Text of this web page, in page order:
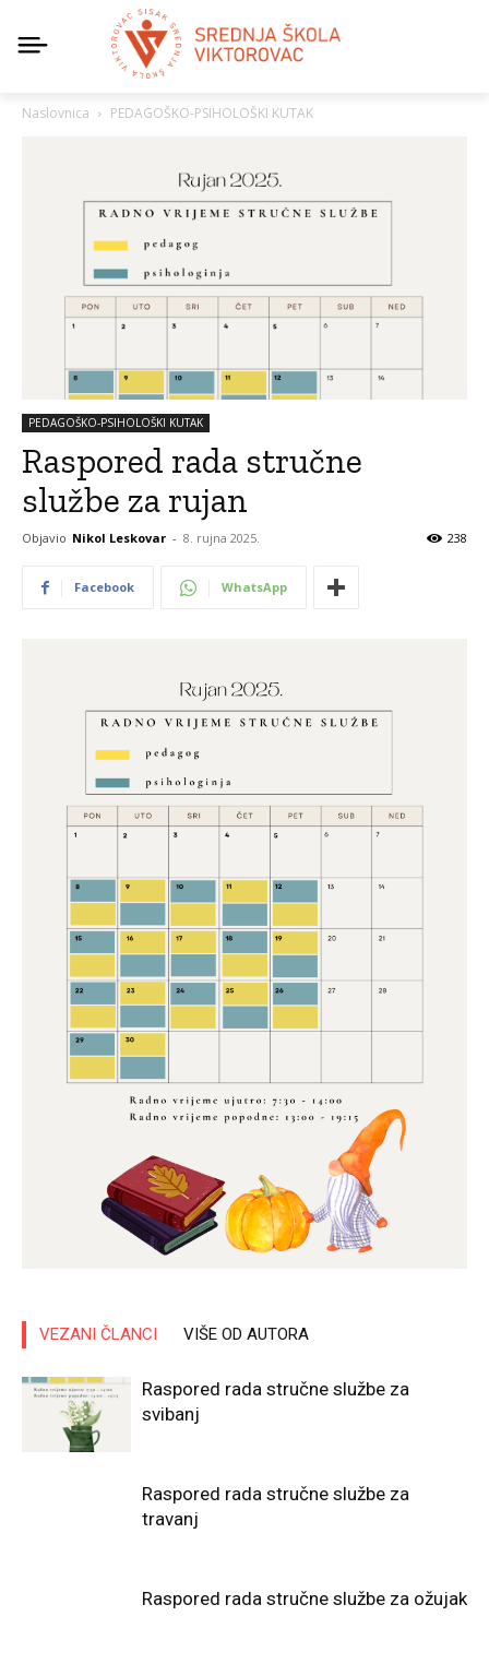
Naslovnica PEDAGOŠKO-PSIHOLOŠKI KUTAK
PEDAGOŠKO-PSIHOLOŠKI KUTAK
Raspored rada stručne
službe za rujan
Objavio Nikol Leskovar - 8. rujna 2025. 238
Facebook WhatsApp
VEZANI ČLANCI VIŠE OD AUTORA
Raspored rada stručne službe za
svibanj
Raspored rada stručne službe za
travanj
Raspored rada stručne službe za ožujak